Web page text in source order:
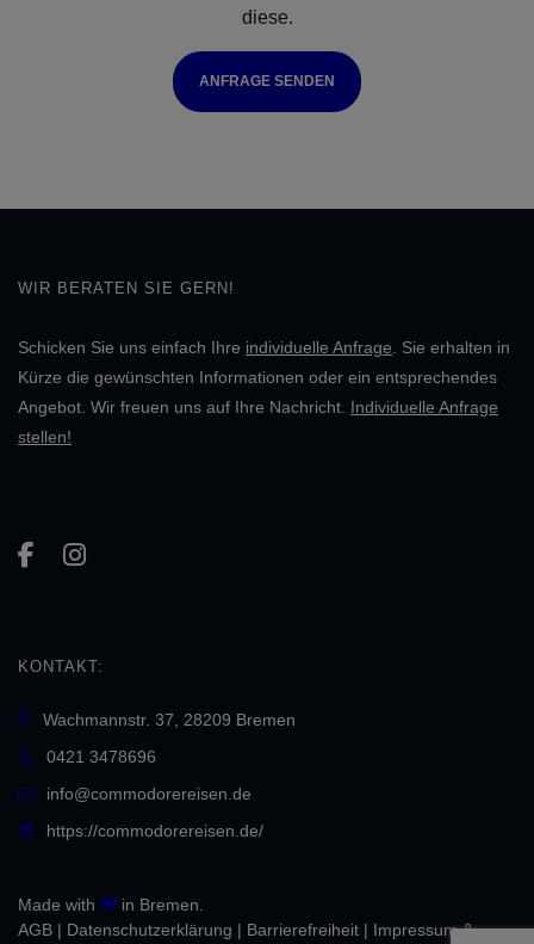
diese.
ANFRAGE SENDEN
WIR BERATEN SIE GERN!
Schicken Sie uns einfach Ihre individuelle Anfrage . Sie erhalten in
Kürze die gewünschten Informationen oder ein entsprechendes
Angebot. Wir freuen uns auf Ihre Nachricht. Individuelle Anfrage
stellen!
KONTAKT:
Wachmannstr. 37, 28209 Bremen
0421 3478696
info@commodorereisen.de
https://commodorereisen.de/
Made with
in Bremen.
AGB | Daten­schutz­erklärung | Barrierefreiheit | Impressum &